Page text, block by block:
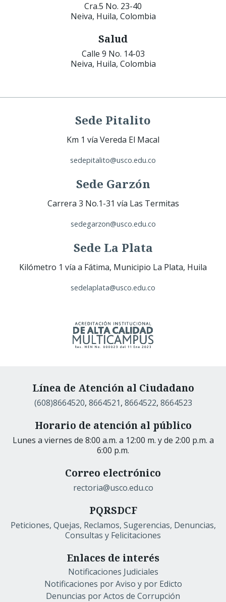
Cra.5 No. 23-40
Neiva, Huila, Colombia
Salud
Calle 9 No. 14-03
Neiva, Huila, Colombia
Sede Pitalito
Km 1 vía Vereda El Macal
sedepitalito@usco.edu.co
Sede Garzón
Carrera 3 No.1-31 vía Las Termitas
sedegarzon@usco.edu.co
Sede La Plata
Kilómetro 1 vía a Fátima, Municipio La Plata, Huila
sedelaplata@usco.edu.co
Línea de Atención al Ciudadano
(608)8664520, 8664521, 8664522, 8664523
Horario de atención al público
Lunes a viernes de 8:00 a.m. a 12:00 m. y de 2:00 p.m. a
6:00 p.m.
Correo electrónico
rectoria@usco.edu.co
PQRSDCF
Peticiones, Quejas, Reclamos, Sugerencias, Denuncias,
Consultas y Felicitaciones
Enlaces de interés
Notificaciones Judiciales
Notificaciones por Aviso y por Edicto
Denuncias por Actos de Corrupción